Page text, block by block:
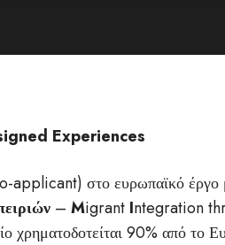
Experiences
applicant) στο ευρωπαϊκό έργο
– Migrant Integration
90% από το